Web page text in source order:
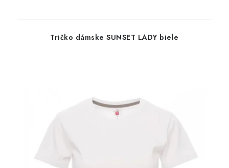
Tričko dámske SUNSET LADY biele